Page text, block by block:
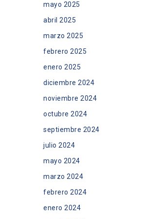
mayo 2025
abril 2025
marzo 2025
febrero 2025
enero 2025
diciembre 2024
noviembre 2024
octubre 2024
septiembre 2024
julio 2024
mayo 2024
marzo 2024
febrero 2024
enero 2024